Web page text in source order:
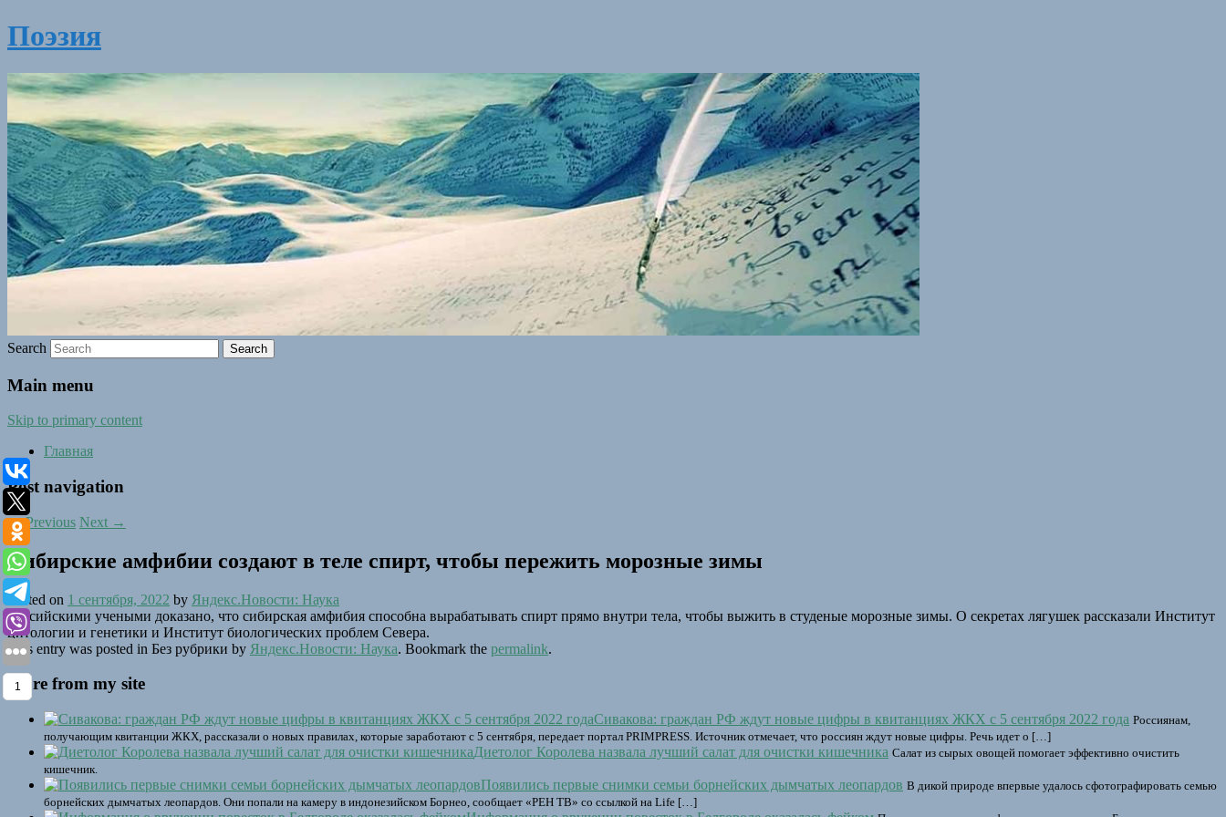
Поэзия
Search
Main menu
Skip to primary content
Главная
Post navigation
←Previous Next →
Сибирские амфибии создают в теле спирт, чтобы пережить морозные зимы
Posted on 1 сентября, 2022 by Яндекс.Новости: Наука
Российскими учеными доказано, что сибирская амфибия способна вырабатывать спирт прямо внутри тела, чтобы выжить в студеные морозные зимы. О секретах лягушек рассказали Институт
цитологии и генетики и Институт биологических проблем Севера.
This entry was posted in Без рубрики by Яндекс.Новости: Наука. Bookmark the permalink.
More from my site
Сивакова: граждан РФ ждут новые цифры в квитанциях ЖКХ с 5 сентября 2022 года Россиянам,
получающим квитанции ЖКХ, рассказали о новых правилах, которые заработают с 5 сентября, передает портал PRIMPRESS. Источник отмечает, что россиян ждут новые цифры. Речь идет о […]
Диетолог Королева назвала лучший салат для очистки кишечника Салат из сырых овощей помогает эффективно очистить
кишечник.
Появились первые снимки семьи борнейских дымчатых леопардов В дикой природе впервые удалось сфотографировать семью
борнейских дымчатых леопардов. Они попали на камеру в индонезийском Борнео, сообщает «РЕН ТВ» со ссылкой на Life […]
1